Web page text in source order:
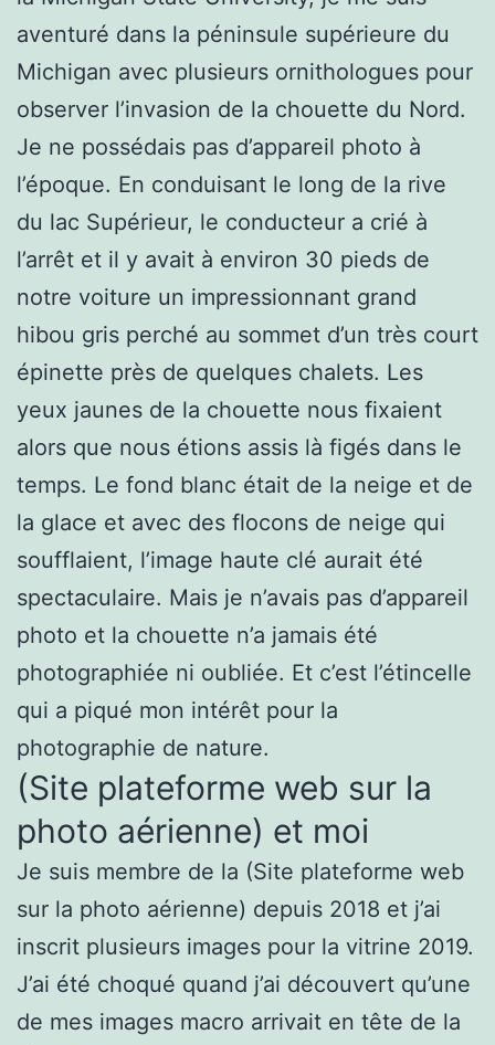
aventuré dans la péninsule supérieure du
Michigan avec plusieurs ornithologues pour
observer l’invasion de la chouette du Nord.
Je ne possédais pas d’appareil photo à
l’époque. En conduisant le long de la rive
du lac Supérieur, le conducteur a crié à
l’arrêt et il y avait à environ 30 pieds de
notre voiture un impressionnant grand
hibou gris perché au sommet d’un très court
épinette près de quelques chalets. Les
yeux jaunes de la chouette nous fixaient
alors que nous étions assis là figés dans le
temps. Le fond blanc était de la neige et de
la glace et avec des flocons de neige qui
soufflaient, l’image haute clé aurait été
spectaculaire. Mais je n’avais pas d’appareil
photo et la chouette n’a jamais été
photographiée ni oubliée. Et c’est l’étincelle
qui a piqué mon intérêt pour la
photographie de nature.
(Site plateforme web sur la
photo aérienne) et moi
Je suis membre de la (Site plateforme web
sur la photo aérienne) depuis 2018 et j’ai
inscrit plusieurs images pour la vitrine 2019.
J’ai été choqué quand j’ai découvert qu’une
de mes images macro arrivait en tête de la